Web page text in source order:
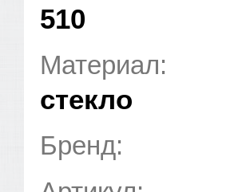
510
Материал:
стекло
Бренд: